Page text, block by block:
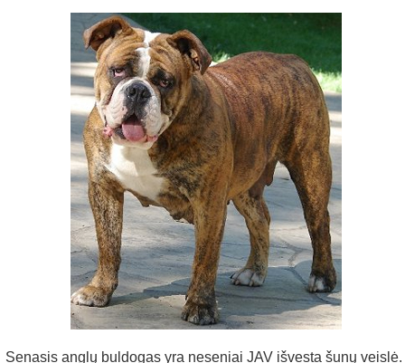
Senasis anglų buldogas yra neseniai JAV išvesta šunų veislė.